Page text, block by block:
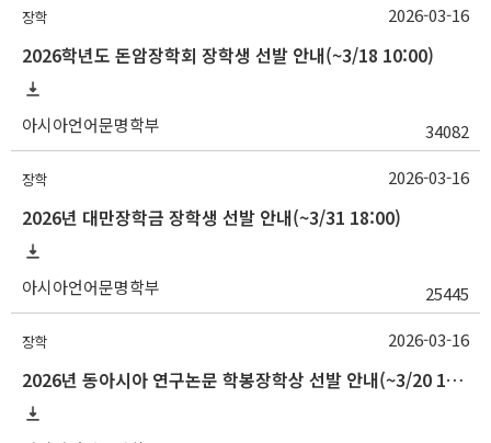
장학
2026학년도 돈암장학회 장학생 선발 안내(~3/18 10:00)
아시아언어문명학부 34082
2026-03-16
장학
2026년 대만장학금 장학생 선발 안내(~3/31 18:00)
아시아언어문명학부 25445
2026-03-16
장학
2026년 동아시아 연구논문 학봉장학상 선발 안내(~3/20 10:00)
2026-03-16